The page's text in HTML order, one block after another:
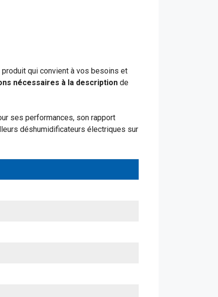
qui convient à vos besoins et
nécessaires à la description de
ses performances, son rapport
déshumidificateurs électriques sur